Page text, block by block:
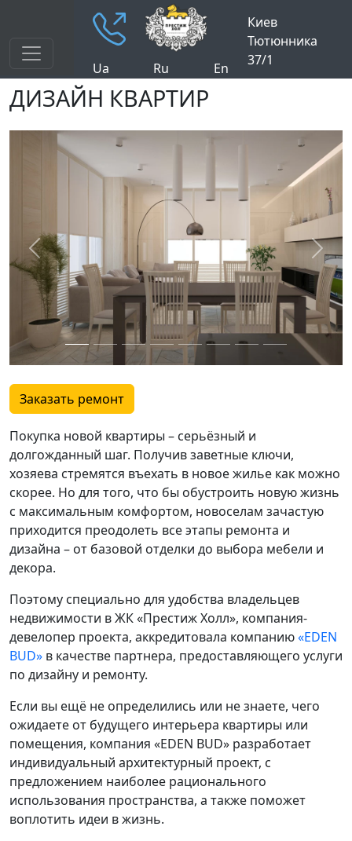
Ua Ru En
Киев
Тютюнника
37/1
ДИЗАЙН КВАРТИР
Previous Next
Заказать ремонт
Покупка новой квартиры – серьёзный и
долгожданный шаг. Получив заветные ключи,
хозяева стремятся въехать в новое жилье как можно
скорее. Но для того, что бы обустроить новую жизнь
с максимальным комфортом, новоселам зачастую
приходится преодолеть все этапы ремонта и
дизайна – от базовой отделки до выбора мебели и
декора.
Поэтому специально для удобства владельцев
недвижимости в ЖК «Престиж Холл», компания-
девелопер проекта, аккредитовала компанию«EDEN
BUD» в качестве партнера, предоставляющего услуги
по дизайну и ремонту.
Если вы ещё не определились или не знаете, чего
ожидаете от будущего интерьера квартиры или
помещения, компания «EDEN BUD» разработает
индивидуальный архитектурный проект, с
предложением наиболее рационального
использования пространства, а также поможет
воплотить идеи в жизнь.